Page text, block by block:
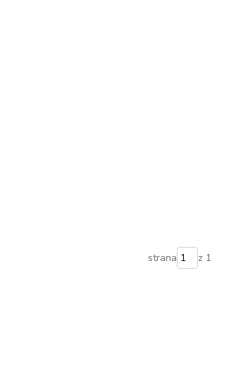
strana z 1